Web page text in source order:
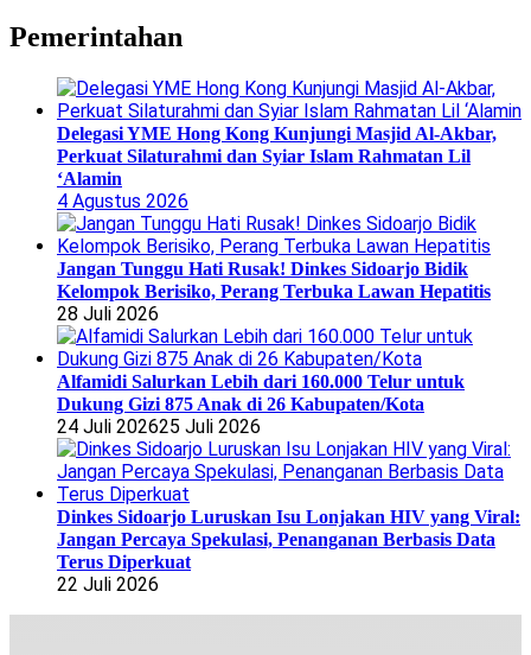
Pemerintahan
Delegasi YME Hong Kong Kunjungi Masjid Al-Akbar,
Perkuat Silaturahmi dan Syiar Islam Rahmatan Lil
‘Alamin
4 Agustus 2026
Jangan Tunggu Hati Rusak! Dinkes Sidoarjo Bidik
Kelompok Berisiko, Perang Terbuka Lawan Hepatitis
28 Juli 2026
Alfamidi Salurkan Lebih dari 160.000 Telur untuk
Dukung Gizi 875 Anak di 26 Kabupaten/Kota
24 Juli 202625 Juli 2026
Dinkes Sidoarjo Luruskan Isu Lonjakan HIV yang Viral:
Jangan Percaya Spekulasi, Penanganan Berbasis Data
Terus Diperkuat
22 Juli 2026